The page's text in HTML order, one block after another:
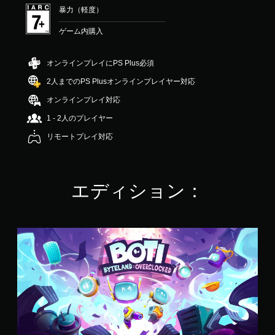
は
の
4
で
暴力（軽度）
ゲーム内購入
オンラインプレイにPS Plus必須
2人までのPS Plusオンラインプレイヤー対応
オンラインプレイ対応
1 - 2人のプレイヤー
リモートプレイ対応
エディション：
S
t
a
n
d
r